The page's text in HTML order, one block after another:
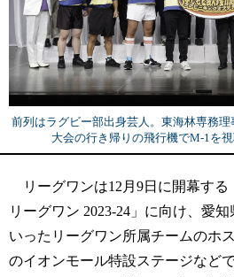
前列はラグビー部出身芸人。東海林専務
大会の行き帰りの飛行機でM-1を
リーグワンは12月9日に開幕する
リーグワン 2023-24」に向け、愛
いったリーグワン所属チームのホ
のイオンモール特設ステージなど